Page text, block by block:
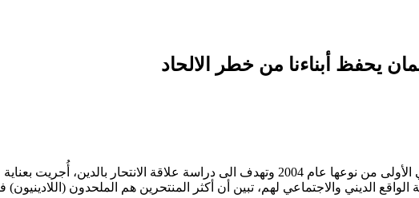
يحفظ أبناءنا من خطر الالحاد
في دراسة أجراها باحثون أمريكيون هي الأولى من نوعها عام 2004 وتهدف الى
الديني والاجتماعي لهم، تبين أن أكثر المنتحرين هم الملحدون